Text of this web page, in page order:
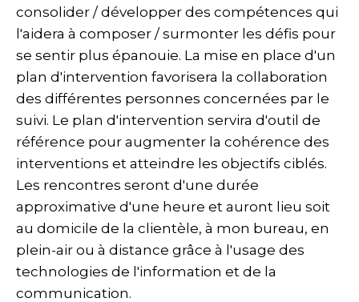
consolider / développer des compétences qui
l'aidera à composer / surmonter les défis pour
se sentir plus épanouie. La mise en place d'un
plan d'intervention favorisera la collaboration
des différentes personnes concernées par le
suivi. Le plan d'intervention servira d'outil de
référence pour augmenter la cohérence des
interventions et atteindre les objectifs ciblés.
Les rencontres seront d'une durée
approximative d'une heure et auront lieu soit
au domicile de la clientèle, à mon bureau, en
plein-air ou à distance grâce à l'usage des
technologies de l'information et de la
communication.